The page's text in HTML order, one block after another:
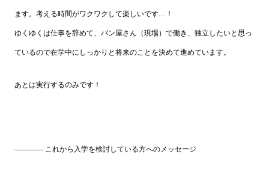
ます。考える時間がワクワクして楽しいです…！
ゆくゆくは仕事を辞めて、パン屋さん（現場）で働き、独立したいと思っ
ているので在学中にしっかりと将来のことを決めて進めています。
あとは実行するのみです！
―――― これから入学を検討している方へのメッセージ